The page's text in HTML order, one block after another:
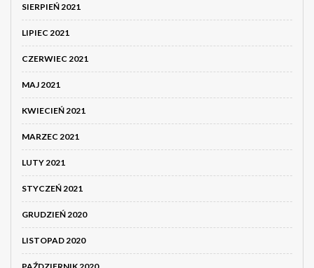
SIERPIEŃ 2021
LIPIEC 2021
CZERWIEC 2021
MAJ 2021
KWIECIEŃ 2021
MARZEC 2021
LUTY 2021
STYCZEŃ 2021
GRUDZIEŃ 2020
LISTOPAD 2020